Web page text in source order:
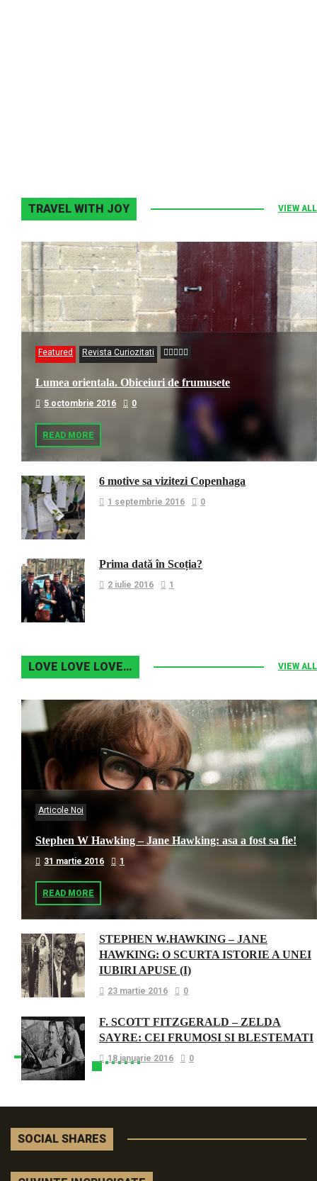
TRAVEL WITH JOY VIEW ALL
Featured Revista Curiozitati
Lumea orientala. Obiceiuri de frumusete
5 octombrie 2016 0
READ MORE
6 motive sa vizitezi Copenhaga
1 septembrie 2016 0
Prima dată în Scoția?
2 iulie 2016 1
LOVE LOVE LOVE… VIEW ALL
Articole Noi
Stephen W Hawking – Jane Hawking: asa a fost sa fie!
31 martie 2016 1
READ MORE
STEPHEN W.HAWKING – JANE
HAWKING: O SCURTA ISTORIE A UNEI
IUBIRI APUSE (I)
23 martie 2016 0
F. SCOTT FITZGERALD – ZELDA
SAYRE: CEI FRUMOSI SI BLESTEMATI
18 ianuarie 2016 0
SOCIAL SHARES